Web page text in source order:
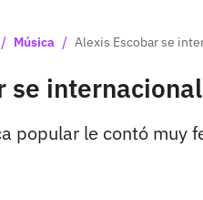
/ Música / Alexis Escobar se
se
popular le contó muy